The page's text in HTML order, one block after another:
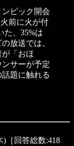
ンピック開会
前に火が付
た、35%は
放送では、
「おほ
サーが予定
題に触れる
［回答総数:418